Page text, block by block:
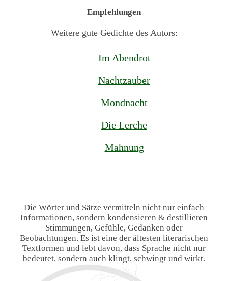
Empfehlungen
Weitere gute Gedichte des Autors:
Im Abendrot
Nachtzauber
Mondnacht
Die Lerche
Mahnung
Die Wörter und Sätze vermitteln nicht nur einfach
Informationen, sondern kondensieren & destillieren
Stimmungen, Gefühle, Gedanken oder
Beobachtungen. Es ist eine der ältesten literarischen
Textformen und lebt davon, dass Sprache nicht nur
bedeutet, sondern auch klingt, schwingt und wirkt.